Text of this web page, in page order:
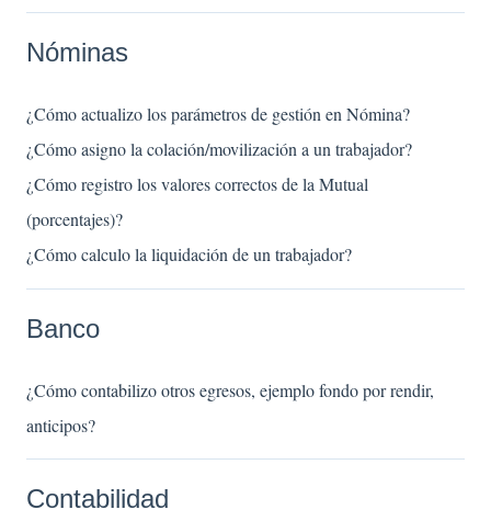
Nóminas
¿Cómo actualizo los parámetros de gestión en Nómina?
¿Cómo asigno la colación/movilización a un trabajador?
¿Cómo registro los valores correctos de la Mutual
(porcentajes)?
¿Cómo calculo la liquidación de un trabajador?
Banco
¿Cómo contabilizo otros egresos, ejemplo fondo por rendir,
anticipos?
Contabilidad